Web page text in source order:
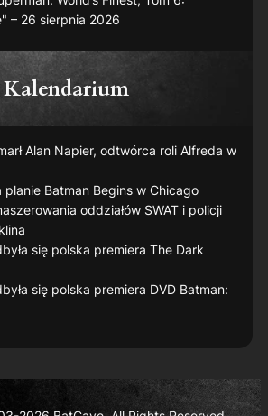
– 26 sierpnia 2026
Kalendarium
Alan Napier, odtwórca roli Alfreda w
planie Batman Beginsw Chicago
oddziałów SWAT i policji
się polska premiera The Dark
się polska premiera DVD Batman: